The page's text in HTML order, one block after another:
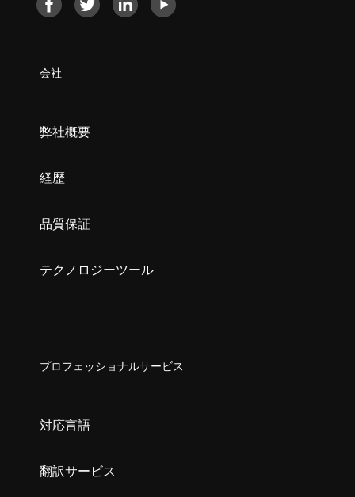
会社
弊社概要
経歴
品質保証
テクノロジーツール
プロフェッショナルサービス
対応言語
翻訳サービス